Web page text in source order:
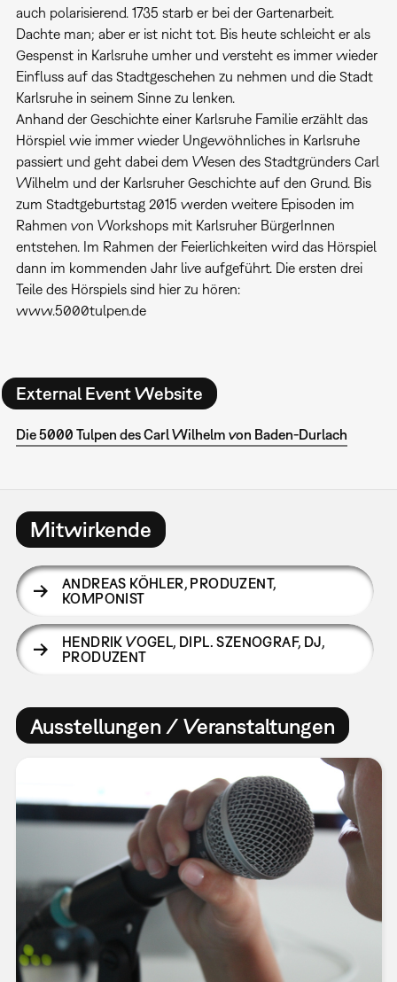
auch polarisierend. 1735 starb er bei der Gartenarbeit.
Dachte man; aber er ist nicht tot. Bis heute schleicht er als
Gespenst in Karlsruhe umher und versteht es immer wieder
Einfluss auf das Stadtgeschehen zu nehmen und die Stadt
Karlsruhe in seinem Sinne zu lenken.
Anhand der Geschichte einer Karlsruhe Familie erzählt das
Hörspiel wie immer wieder Ungewöhnliches in Karlsruhe
passiert und geht dabei dem Wesen des Stadtgründers Carl
Wilhelm und der Karlsruher Geschichte auf den Grund. Bis
zum Stadtgeburtstag 2015 werden weitere Episoden im
Rahmen von Workshops mit Karlsruher BürgerInnen
entstehen. Im Rahmen der Feierlichkeiten wird das Hörspiel
dann im kommenden Jahr live aufgeführt. Die ersten drei
Teile des Hörspiels sind hier zu hören:
www.5000tulpen.de
External Event Website
Die 5000 Tulpen des Carl Wilhelm von Baden-Durlach
Mitwirkende
ANDREAS KÖHLER, PRODUZENT,
KOMPONIST
HENDRIK VOGEL, DIPL. SZENOGRAF, DJ,
PRODUZENT
Ausstellungen / Veranstaltungen